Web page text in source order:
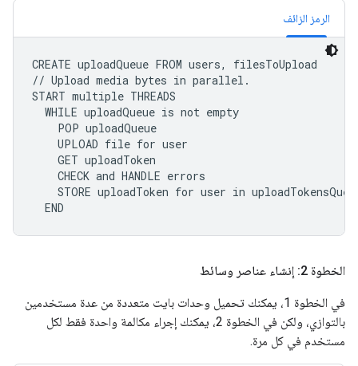
الرمز الزائف
CREATE uploadQueue FROM users, filesToUpload
// Upload media bytes in parallel.
START multiple THREADS
  WHILE uploadQueue is not empty
    POP uploadQueue
    UPLOAD file for user
    GET uploadToken
    CHECK and HANDLE errors
STORE uploadToken for user in
  END
الخطوة 2: إنشاء عناصر وسائط
في الخطوة 1، يمكنك تحميل وحدات بايت متعددة من عدة مستخدمين
بالتوازي، ولكن في الخطوة 2، يمكنك إجراء مكالمة واحدة فقط لكل
مستخدم في كل مرة.